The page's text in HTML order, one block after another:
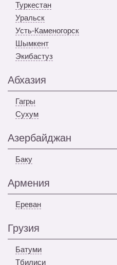
Туркестан
Уральск
Усть-Каменогорск
Шымкент
Экибастуз
Абхазия
Гагры
Сухум
Азербайджан
Баку
Армения
Ереван
Грузия
Батуми
Тбилиси